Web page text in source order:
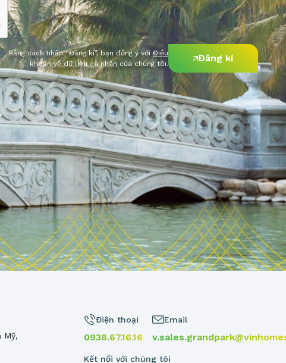
Bằng cách nhấn “Đăng kí”, bạn đồng ý với Điều
khoản về dữ liệu cá nhân của chúng tôi. Đăng kí
Mỹ,
Điện thoại
0938.67.16.16
Email
Kết nối với chúng tôi